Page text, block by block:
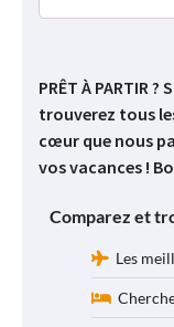
PRÊT À PARTIR
trouverez tous
cœur que nous
vos vacances !
Comparez et
Les